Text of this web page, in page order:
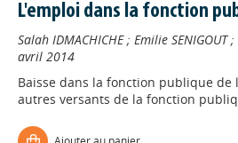
L'emploi dans la fonction
Salah IDMACHICHE; Emilie SENIGOUT;
avril 2014
Baisse dans la fonction publique de
autres versants de la fonction